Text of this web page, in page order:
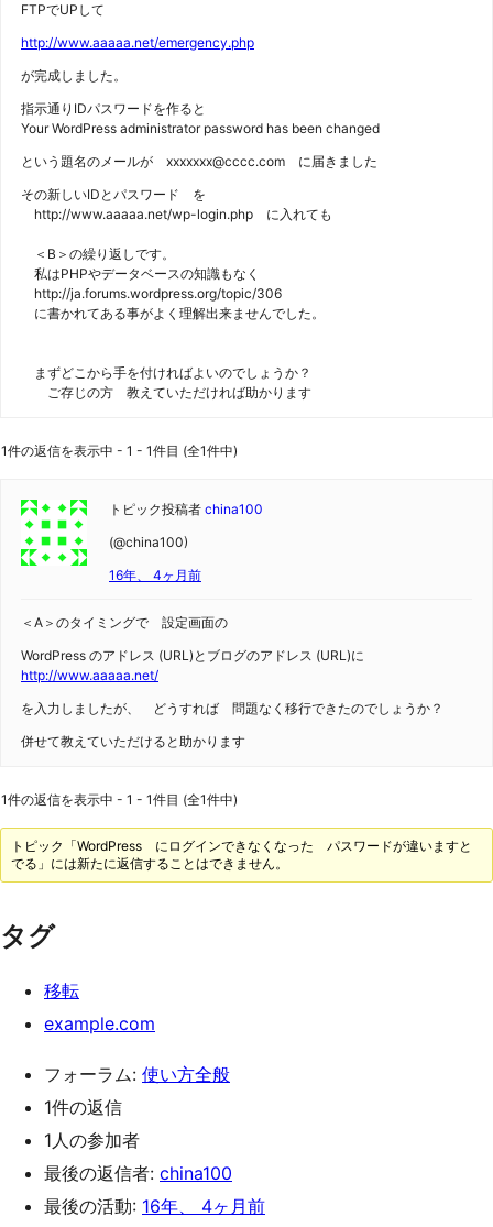
FTPでUPして
http://www.aaaaa.net/emergency.php
が完成しました。
指示通りIDパスワードを作ると
Your WordPress administrator password has been changed
という題名のメールが xxxxxxx@cccc.com に届きました
その新しいIDとパスワード を
http://www.aaaaa.net/wp-login.php に入れても
＜B＞の繰り返しです。
私はPHPやデータベースの知識もなく
http://ja.forums.wordpress.org/topic/306
に書かれてある事がよく理解出来ませんでした。
まずどこから手を付ければよいのでしょうか？
ご存じの方 教えていただければ助かります
1件の返信を表示中 - 1 - 1件目 (全1件中)
トピック投稿者 china100
(@china100)
16年、 4ヶ月前
＜A＞のタイミングで 設定画面の
WordPress のアドレス (URL)とブログのアドレス (URL)に
http://www.aaaaa.net/
を入力しましたが、 どうすれば 問題なく移行できたのでしょうか？
併せて教えていただけると助かります
1件の返信を表示中 - 1 - 1件目 (全1件中)
トピック「WordPress にログインできなくなった パスワードが違いますと
でる」には新たに返信することはできません。
タグ
移転
example.com
フォーラム: 使い方全般
1件の返信
1人の参加者
最後の返信者: china100
最後の活動: 16年、 4ヶ月前